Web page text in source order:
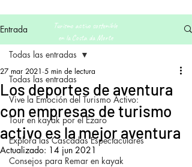
Turismo activo sostenible
en la Costa da Morte
Entrada
Todas las entradas
Vive la Emoción del Turismo Activo:
Tour en kayak por el Ezaro
Explora las Cascadas Espectaculares
Consejos para Remar en kayak
Todas las entradas
Los deportes de aventura
con empresas de turismo
activo es la mejor aventura
27 mar 2021 5 min de lectura
Actualizado: 14 jun 2021